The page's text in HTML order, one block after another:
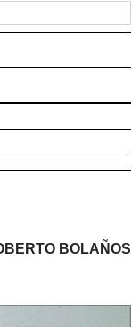
BOLAÑOS